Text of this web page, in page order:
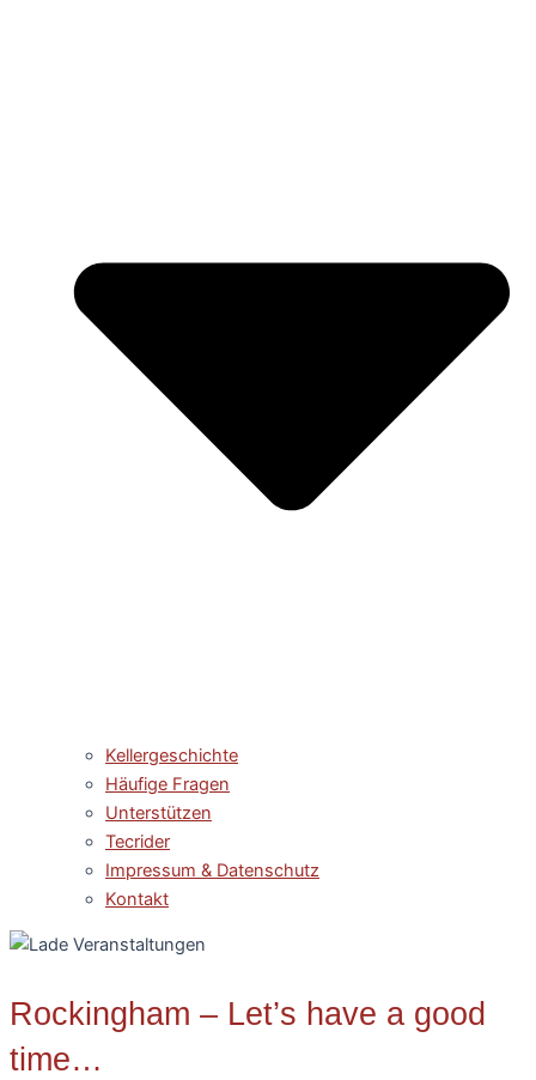
Kellergeschichte
Häufige Fragen
Unterstützen
Tecrider
Impressum & Datenschutz
Kontakt
Rockingham – Let’s have a good
time…